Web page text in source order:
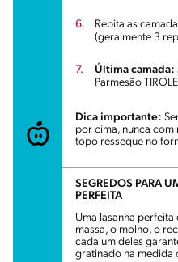
Repita as
(geralmente 3
Última camada:
Parmesão
Dica importante:
por cima, nunca
topo resseque no
SEGREDOS PARA
PERFEITA
Uma lasanha
massa, o molho, o
cada um deles
gratinado na medida